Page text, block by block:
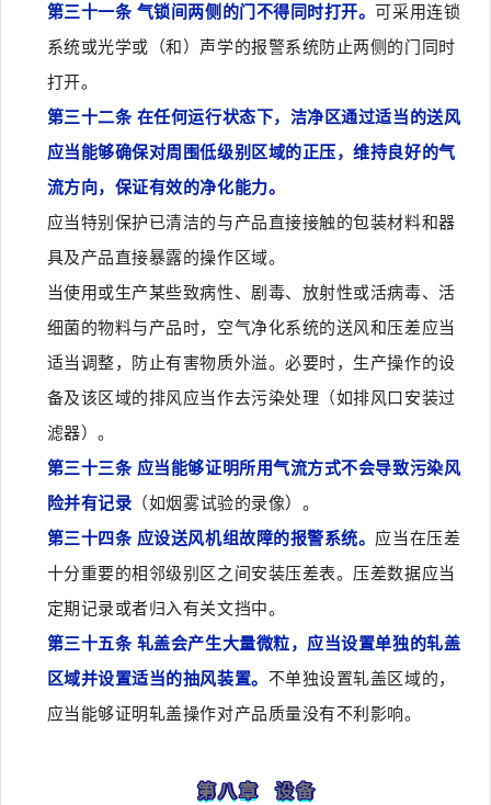
第三十一条 气锁间两侧的门不得同时打开。可采用连锁
系统或光学或（和）声学的报警系统防止两侧的门同时
打开。
第三十二条 在任何运行状态下，洁净区通过适当的送风
应当能够确保对周围低级别区域的正压，维持良好的气
流方向，保证有效的净化能力。
应当特别保护已清洁的与产品直接接触的包装材料和器
具及产品直接暴露的操作区域。
当使用或生产某些致病性、剧毒、放射性或活病毒、活
细菌的物料与产品时，空气净化系统的送风和压差应当
适当调整，防止有害物质外溢。必要时，生产操作的设
备及该区域的排风应当作去污染处理（如排风口安装过
滤器）。
第三十三条 应当能够证明所用气流方式不会导致污染风
险并有记录 （如烟雾试验的录像）。
第三十四条 应设送风机组故障的报警系统。 应当在压差
十分重要的相邻级别区之间安装压差表。压差数据应当
定期记录或者归入有关文挡中。
第三十五条 轧盖会产生大量微粒，应当设置单独的轧盖
区域并设置适当的抽风装置。 不单独设置轧盖区域的，
应当能够证明轧盖操作对产品质量没有不利影响。
第八章 设备